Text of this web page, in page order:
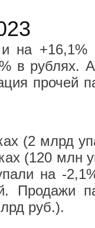
и на
в рублях.
прочей
(2 млрд
(120 млн
на -
Продажи
руб.).